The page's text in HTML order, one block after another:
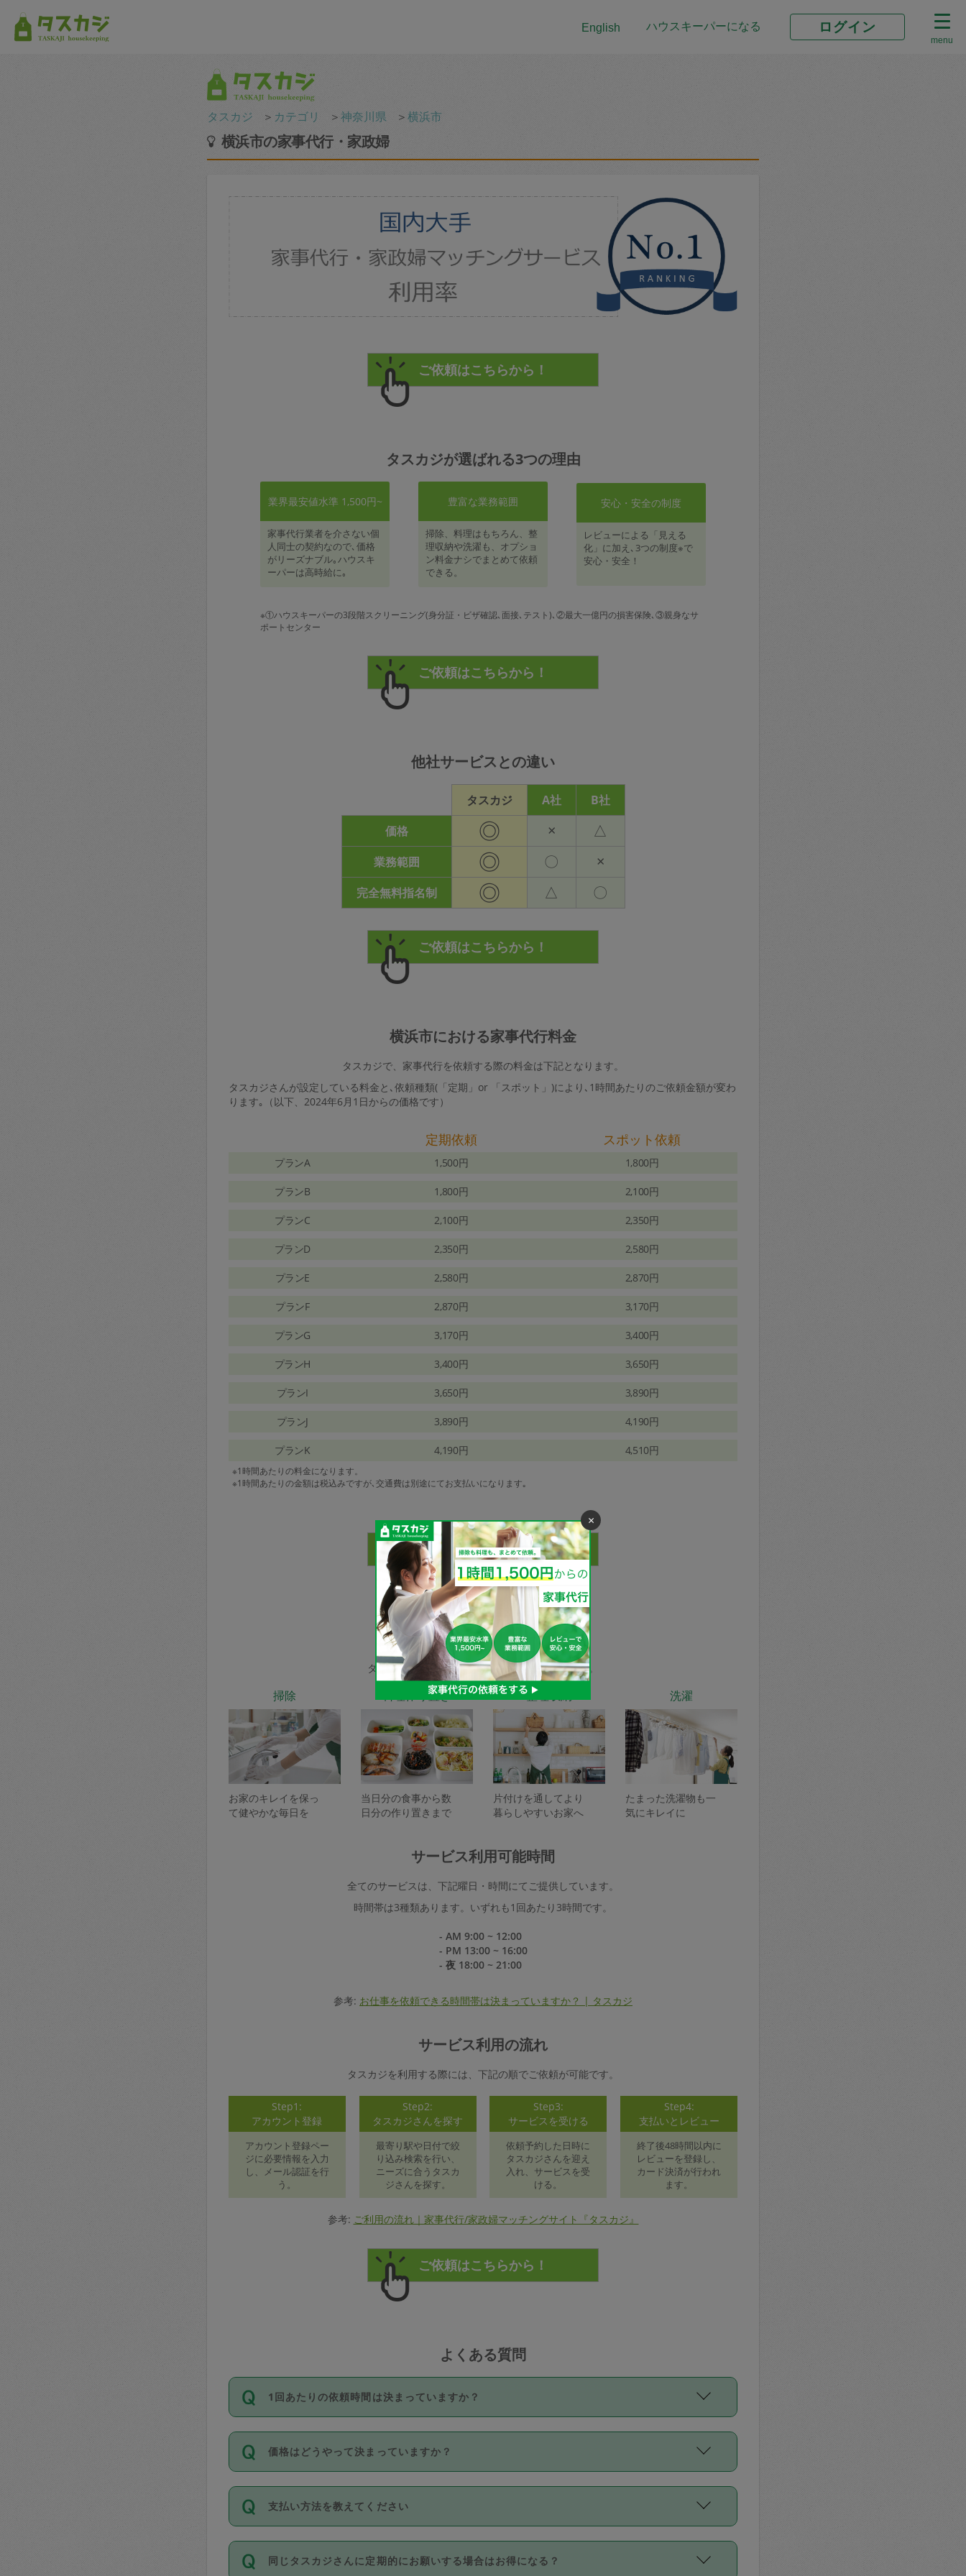
English ハウスキーパーになる ログイン
menu
タスカジ ＞ カテゴリ ＞神奈川県 ＞横浜市
横浜市の家事代行・家政婦
タスカジが選ばれる3つの理由
業界最安値水準 1,500円~
家事代行業者を介さない個
人同士の契約なので､価格
がリーズナブル｡ハウスキ
ーパーは高時給に｡
豊富な業務範囲
掃除、料理はもちろん、整
理収納や洗濯も、オプショ
ン料金ナシでまとめて依頼
できる。
安心・安全の制度
レビューによる「見える
化」に加え､3つの制度※で
安心・安全！
※①ハウスキーパーの3段階スクリーニング(身分証・ビザ確認､面接､テスト)､②最大一億円の損害保険､③親身なサ
ポートセンター
他社サービスとの違い
タスカジ A社
B社
価格
◎ × △
業務範囲 ◎ 〇 ×
完全無料指名制 ◎ △ 〇
横浜市における家事代行料金
タスカジで、家事代行を依頼する際の料金は下記となります。
タスカジさんが設定している料金と､依頼種類(「定期」or 「スポット」)により､1時間あたりのご依頼金額が変わ
ります｡（以下、2024年6月1日からの価格です）
定期依頼 スポット依頼
プランA 1,500円 1,800円
プランB 1,800円 2,100円
プランC 2,100円 2,350円
プランD 2,350円 2,580円
プランE 2,580円 2,870円
プランF 2,870円 3,170円
プランG 3,170円 3,400円
プランH 3,400円 3,650円
プランI 3,650円 3,890円
プランJ 3,890円 4,190円
プランK 4,190円 4,510円
※1時間あたりの料金になります。
※1時間あたりの金額は税込みですが､交通費は別途にてお支払いになります｡
家事代行サービスの種類
タスカジで依頼できるサービスは下記となります。
掃除
お家のキレイを保っ
て健やかな毎日を
料理作り置き
当日分の食事から数
日分の作り置きまで
整理収納
片付けを通してより
暮らしやすいお家へ
洗濯
たまった洗濯物も一
気にキレイに
サービス利用可能時間
全てのサービスは、下記曜日・時間にてご提供しています。
時間帯は3種類あります。いずれも1回あたり3時間です。
- AM 9:00 ~ 12:00
- PM 13:00 ~ 16:00
- 夜 18:00 ~ 21:00
参考: お仕事を依頼できる時間帯は決まっていますか？ | タスカジ
サービス利用の流れ
タスカジを利用する際には、下記の順でご依頼が可能です。
Step1:
アカウント登録
アカウント登録ペー
ジに必要情報を入力
し、メール認証を行
う。
Step2:
タスカジさんを探す
最寄り駅や日付で絞
り込み検索を行い、
ニーズに合うタスカ
ジさんを探す。
Step3:
サービスを受ける
依頼予約した日時に
タスカジさんを迎え
入れ、サービスを受
ける。
Step4:
支払いとレビュー
終了後48時間以内に
レビューを登録し、
カード決済が行われ
ます。
参考: ご利用の流れ｜家事代行/家政婦マッチングサイト『タスカジ』
よくある質問
1回あたりの依頼時間は決まっていますか？
依頼1回につき3時間固定です。3時間を超えて依頼したい場合は、延長機能をご利用くださ
い。機能をご利用いただくには、タスカジさんに事前に相談し、合意の上事前申請すること
が必要です。なお、3時間を下回っても、値引き等はございません。
価格はどうやって決まっていますか？
11種類の価格帯の中からタスカジさん自身が価格を選んで設定しています。
タスカジさんの価格設定には最初は制限があり、レビュー件数、レビューの平均値、などで
除々に設定可能な最高額が上がっていく仕組みになっています。
支払い方法を教えてください
お支払方法はクレジットカード（Visa／Master／JCB／AMERICAN EXPRESS／Diners
Club）のみとなります。
同じタスカジさんに定期的にお願いする場合はお得になる？
×